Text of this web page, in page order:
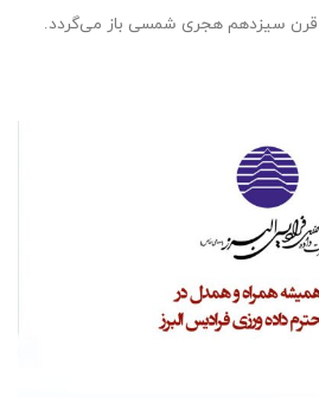
قرن سیزدهم هجری شمسی باز می‌گردد.